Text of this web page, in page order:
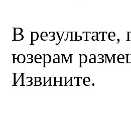
В
юзерам
Извините.